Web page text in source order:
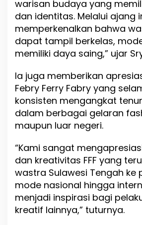
warisan budaya yang
dan identitas. Melalui ajang
memperkenalkan bahwa
dapat tampil berkelas,
memiliki daya saing,” ujar
Ia juga memberikan
Febry Ferry Fabry yang
konsisten mengangkat
dalam berbagai gelaran
maupun luar negeri.
“Kami sangat
dan kreativitas FFF yang
wastra Sulawesi Tengah ke
mode nasional hingga
menjadi inspirasi bagi
kreatif lainnya,” tuturnya.